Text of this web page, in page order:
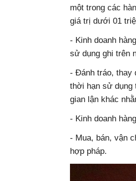
một trong các
giá trị dưới 01
- Kinh doanh
sử dụng ghi trên
- Đánh tráo, thay
thời hạn sử dụng
gian lận khác
- Kinh doanh
- Mua, bán, vận
hợp pháp.